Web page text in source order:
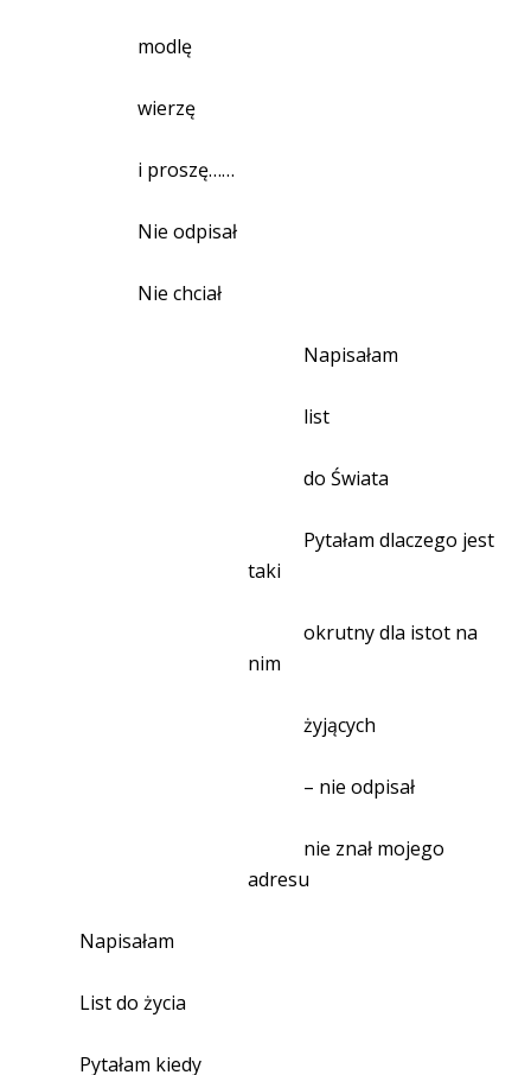
modlę
wierzę
i proszę……
Nie odpisał
Nie chciał
Napisałam
list
do Świata
Pytałam dlaczego jest
taki
okrutny dla istot na
nim
żyjących
– nie odpisał
nie znał mojego
adresu
Napisałam
List do życia
Pytałam kiedy